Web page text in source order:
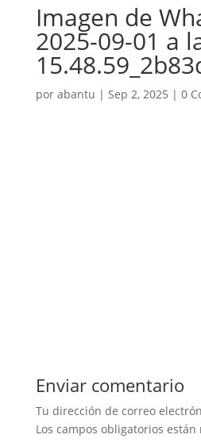
Imagen de
2025-09-01 a
por abantu | Sep 2, 2025 | 0
Enviar comentario
Tu dirección de correo
Los campos obligatorios están